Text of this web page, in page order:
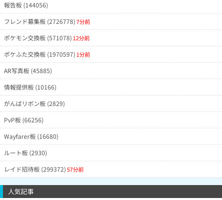
報告板 (144056)
フレンド募集板 (2726778)7分前
ポケモン交換板 (571078) 12分前
ポケふた交換板 (1970597) 1分前
AR写真板 (45885)
情報提供板 (10166)
がんばリボン板 (2829)
PvP板 (66256)
Wayfarer板 (16680)
ルート板 (2930)
レイド招待板 (299372)57分前
人気記事